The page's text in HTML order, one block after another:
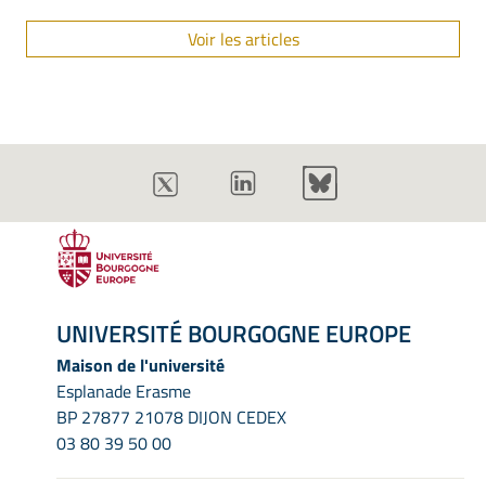
Voir les articles
UNIVERSITÉ BOURGOGNE EUROPE
Maison de l'université
Esplanade Erasme
BP 27877 21078 DIJON CEDEX
03 80 39 50 00